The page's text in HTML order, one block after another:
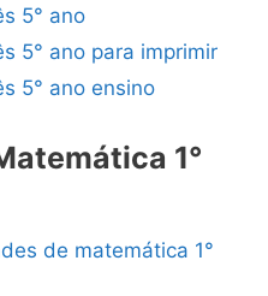
5° ano
5° ano para imprimir
5° ano ensino
1°
de matemática 1°